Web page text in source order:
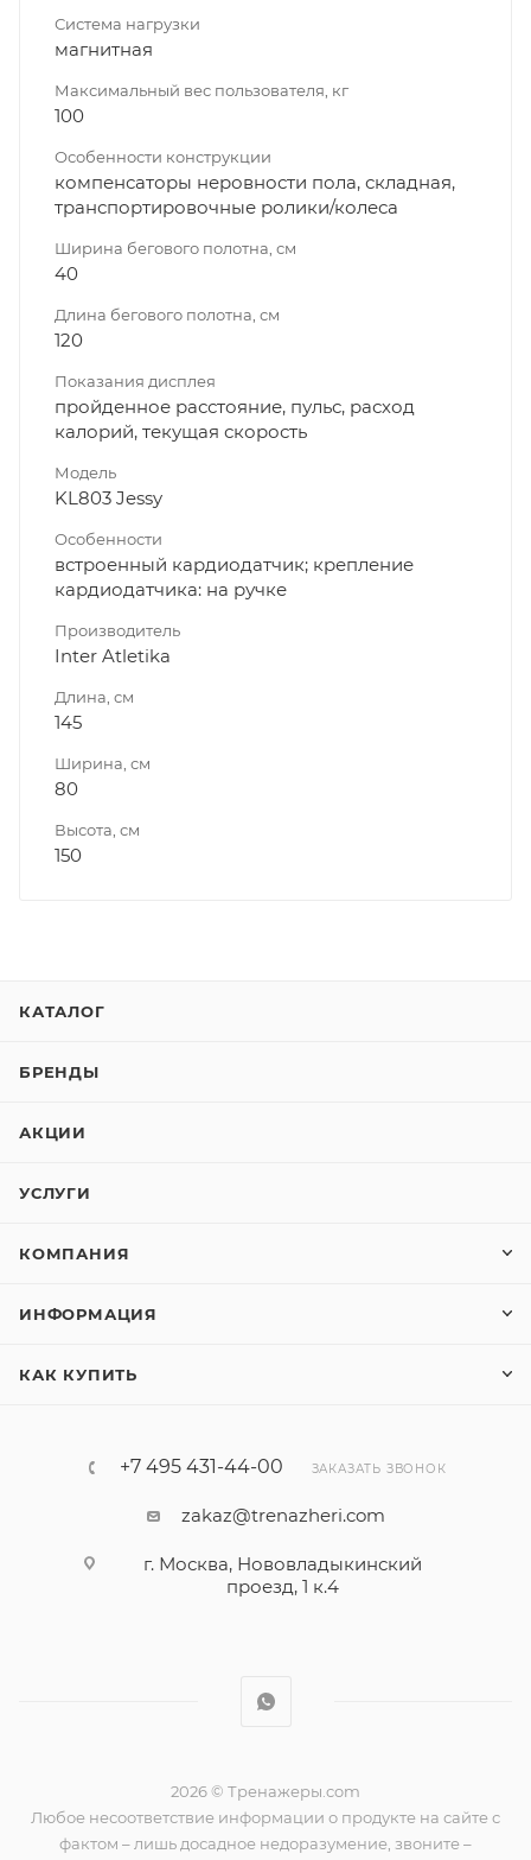
Система нагрузки
магнитная
Максимальный вес пользователя, кг
100
Особенности конструкции
компенсаторы неровности пола, складная,
транспортировочные ролики/колеса
Ширина бегового полотна, см
40
Длина бегового полотна, см
120
Показания дисплея
пройденное расстояние, пульс, расход
калорий, текущая скорость
Модель
KL803 Jessy
Особенности
встроенный кардиодатчик; крепление
кардиодатчика: на ручке
Производитель
Inter Atletika
Длина, см
145
Ширина, см
80
Высота, см
150
КАТАЛОГ
БРЕНДЫ
АКЦИИ
УСЛУГИ
КОМПАНИЯ
ИНФОРМАЦИЯ
КАК КУПИТЬ
+7 495 431-44-00 ЗАКАЗАТЬ ЗВОНОК
zakaz@trenazheri.com
г. Москва, Нововладыкинский
проезд, 1 к.4
2026 © Тренажеры.com
Любое несоответствие информации о продукте на сайте с
фактом – лишь досадное недоразумение, звоните –